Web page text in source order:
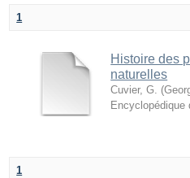
1
Histoire des
naturelles
Cuvier, G.
Encyclopédique
1